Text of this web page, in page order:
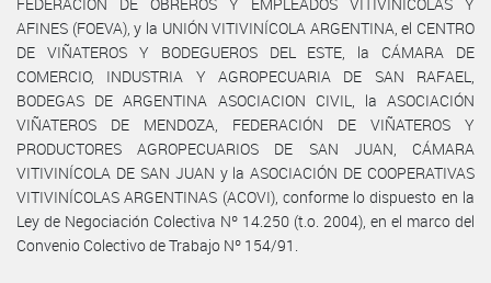
AFINES (FOEVA), y la UNIÓN VITIVINÍCOLA ARGENTINA, el CENTRO
DE VIÑATEROS Y BODEGUEROS DEL ESTE, la CÁMARA DE
COMERCIO, INDUSTRIA Y AGROPECUARIA DE SAN RAFAEL,
BODEGAS DE ARGENTINA ASOCIACION CIVIL, la ASOCIACIÓN
VIÑATEROS DE MENDOZA, FEDERACIÓN DE VIÑATEROS Y
PRODUCTORES AGROPECUARIOS DE SAN JUAN, CÁMARA
VITIVINÍCOLA DE SAN JUAN y la ASOCIACIÓN DE COOPERATIVAS
VITIVINÍCOLAS ARGENTINAS (ACOVI), conforme lo dispuesto en la
Ley de Negociación Colectiva Nº 14.250 (t.o. 2004), en el marco del
Convenio Colectivo de Trabajo Nº 154/91.